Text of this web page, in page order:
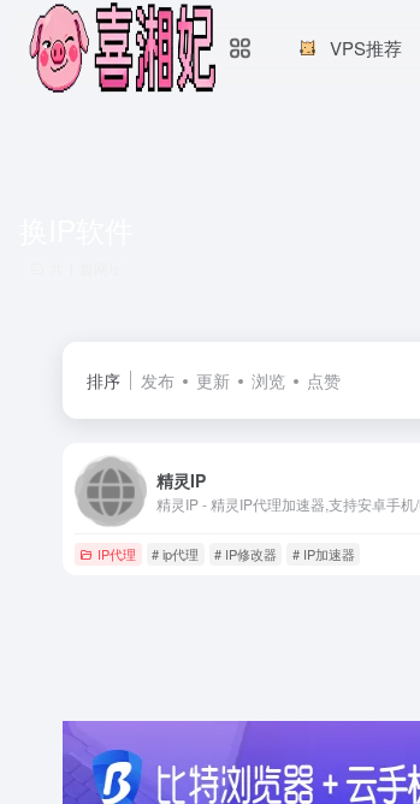
VPS推荐
排序 发布 更新 浏览 点赞
精灵IP
IP代理 # ip代理 # IP修改器 # IP加速器